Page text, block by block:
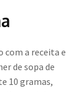
com a receita e
de sopa de
10 gramas,